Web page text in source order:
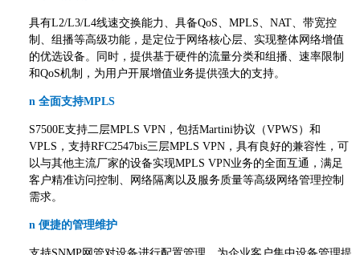
具有L2/L3/L4线速交换能力、具备QoS、MPLS、NAT、带宽控
制、组播等高级功能，是定位于网络核心层、实现整体网络增值
的优选设备。同时，提供基于硬件的流量分类和组播、速率限制
和QoS机制，为用户开展增值业务提供强大的支持。
n 全面支持MPLS
S7500E支持二层MPLS VPN，包括Martini协议（VPWS）和
VPLS，支持RFC2547bis三层MPLS VPN，具有良好的兼容性，可
以与其他主流厂家的设备实现MPLS VPN业务的全面互通，满足
客户精准访问控制、网络隔离以及服务质量等高级网络管理控制
需求。
n 便捷的管理维护